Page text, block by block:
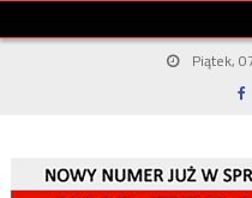
Piątek,